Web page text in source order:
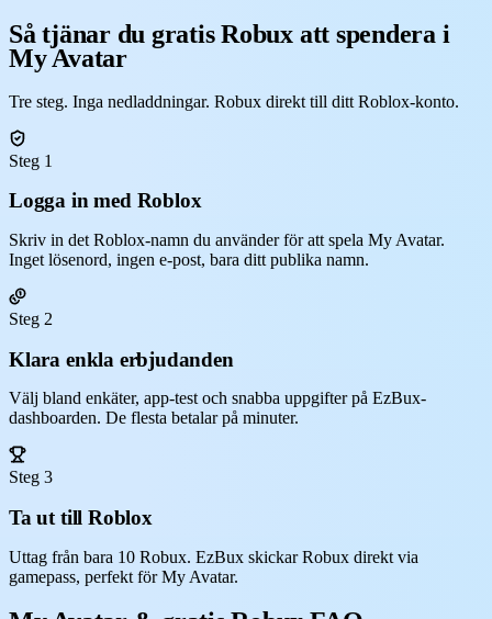
Så tjänar du gratis Robux att spendera i
My Avatar
Tre steg. Inga nedladdningar. Robux direkt till ditt Roblox-konto.
Steg 1
Logga in med Roblox
Skriv in det Roblox-namn du använder för att spela My Avatar.
Inget lösenord, ingen e-post, bara ditt publika namn.
Steg 2
Klara enkla erbjudanden
Välj bland enkäter, app-test och snabba uppgifter på EzBux-
dashboarden. De flesta betalar på minuter.
Steg 3
Ta ut till Roblox
Uttag från bara 10 Robux. EzBux skickar Robux direkt via
gamepass, perfekt för My Avatar.